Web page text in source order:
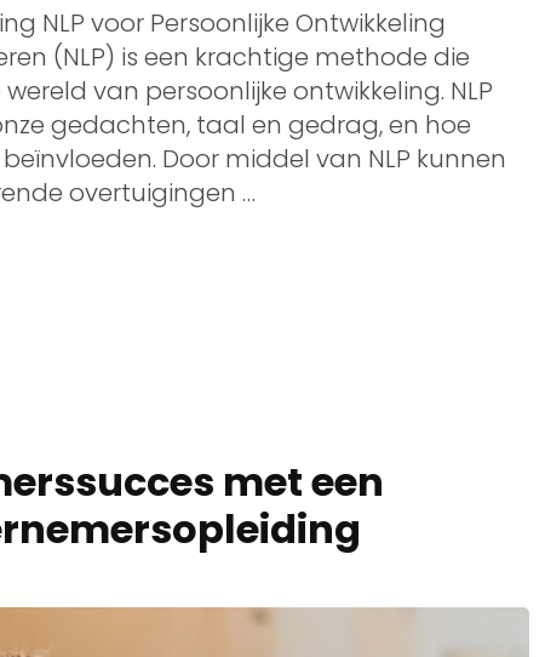
NLP voor Persoonlijke Ontwikkeling
(NLP) is een krachtige methode die
van persoonlijke ontwikkeling. NLP
gedachten, taal en gedrag, en hoe
Door middel van NLP kunnen
overtuigingen …
met een